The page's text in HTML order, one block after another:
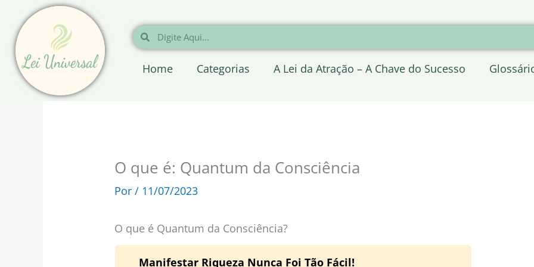
para
conteúdo
Pesquisar
Pesquisar
Home Categorias A Lei da Atração – A Chave do Sucesso
O que é: Quantum da Consciência
Por/ 11/07/2023
O que é Quantum da Consciência?
Manifestar Riqueza Nunca Foi Tão Fácil!